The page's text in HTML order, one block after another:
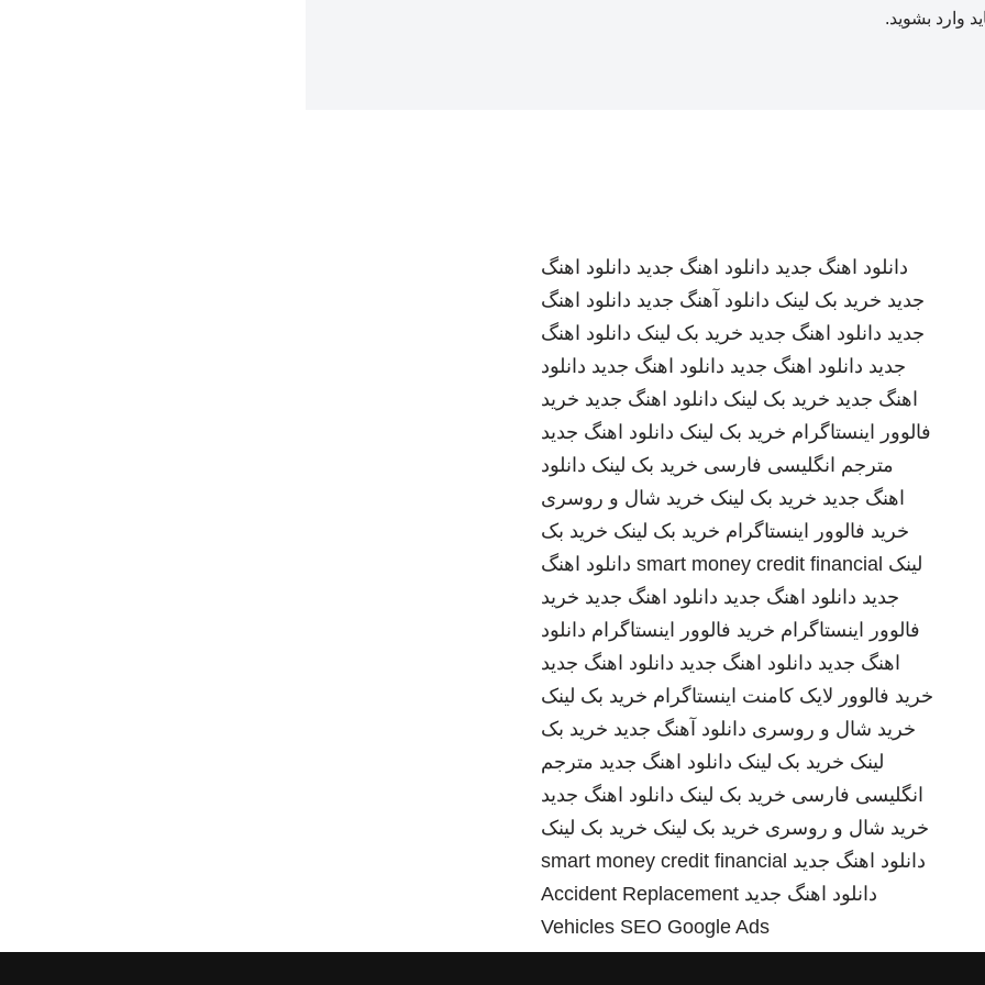
وارد بشوید.
دانلود اهنگ جدید دانلود اهنگ جدید دانلود اهنگ
جدید خرید بک لینک دانلود آهنگ جدید دانلود اهنگ
جدید دانلود اهنگ جدید خرید بک لینک دانلود اهنگ
جدید دانلود اهنگ جدید دانلود اهنگ جدید دانلود
اهنگ جدید خرید بک لینک دانلود اهنگ جدید خرید
فالوور اینستاگرام خرید بک لینک دانلود اهنگ جدید
مترجم انگلیسی فارسی خرید بک لینک دانلود
اهنگ جدید خرید بک لینک خرید شال و روسری
خرید فالوور اینستاگرام خرید بک لینک خرید بک
لینک smart money credit financial دانلود اهنگ
جدید دانلود اهنگ جدید دانلود اهنگ جدید خرید
فالوور اینستاگرام خرید فالوور اینستاگرام دانلود
اهنگ جدید دانلود اهنگ جدید دانلود اهنگ جدید
خرید فالوور لایک کامنت اینستاگرام خرید بک لینک
خرید شال و روسری دانلود آهنگ جدید خرید بک
لینک خرید بک لینک دانلود اهنگ جدید مترجم
انگلیسی فارسی خرید بک لینک دانلود اهنگ جدید
خرید شال و روسری خرید بک لینک خرید بک لینک
دانلود اهنگ جدید smart money credit financial
دانلود اهنگ جدید Accident Replacement
Vehicles SEO Google Ads